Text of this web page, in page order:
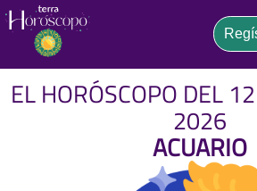
EL HORÓSCOPO DEL
2026
ACUARIO